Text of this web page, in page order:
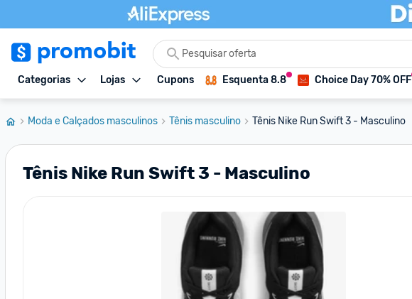
Categorias Lojas Cupons Esquenta 8.8 Choice Day 70% OFF
Moda e Calçados masculinos Tênis masculino Tênis Nike Run Swift 3 - Masculino
Tênis Nike Run Swift 3 - Masculino